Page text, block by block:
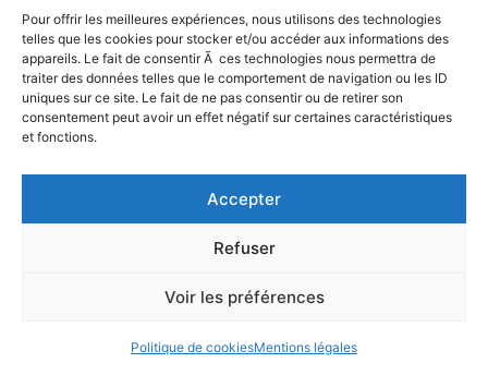
Pour offrir les meilleures expériences, nous utilisons des technologies
telles que les cookies pour stocker et/ou accéder aux informations des
appareils. Le fait de consentir Ã ces technologies nous permettra de
traiter des données telles que le comportement de navigation ou les ID
uniques sur ce site. Le fait de ne pas consentir ou de retirer son
consentement peut avoir un effet négatif sur certaines caractéristiques
et fonctions.
Accepter
Refuser
Voir les préférences
Politique de cookiesMentions légales
mondiale et leurs familles, ainsi que des touristes, à se
rendre encore plus nombreux1 sur les lieux de mémoire
de la Seconde Guerre mondiale, montrant ainsi une fois
de plus que le tourisme, les arts et la (les) mémoire(s)
sont étroitement liés. Alors que 2024 marquera le 80e
entretenir la mémoire de cet événement, cette
conférence internationale sur le Tourisme, les Arts et la